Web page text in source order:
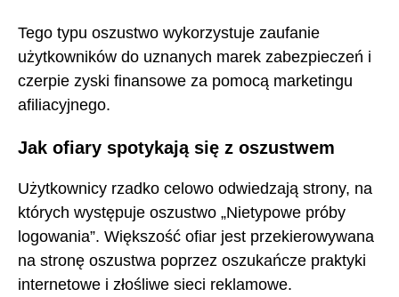
Tego typu oszustwo wykorzystuje zaufanie
użytkowników do uznanych marek zabezpieczeń i
czerpie zyski finansowe za pomocą marketingu
afiliacyjnego.
Jak ofiary spotykają się z oszustwem
Użytkownicy rzadko celowo odwiedzają strony, na
których występuje oszustwo „Nietypowe próby
logowania”. Większość ofiar jest przekierowywana
na stronę oszustwa poprzez oszukańcze praktyki
internetowe i złośliwe sieci reklamowe.